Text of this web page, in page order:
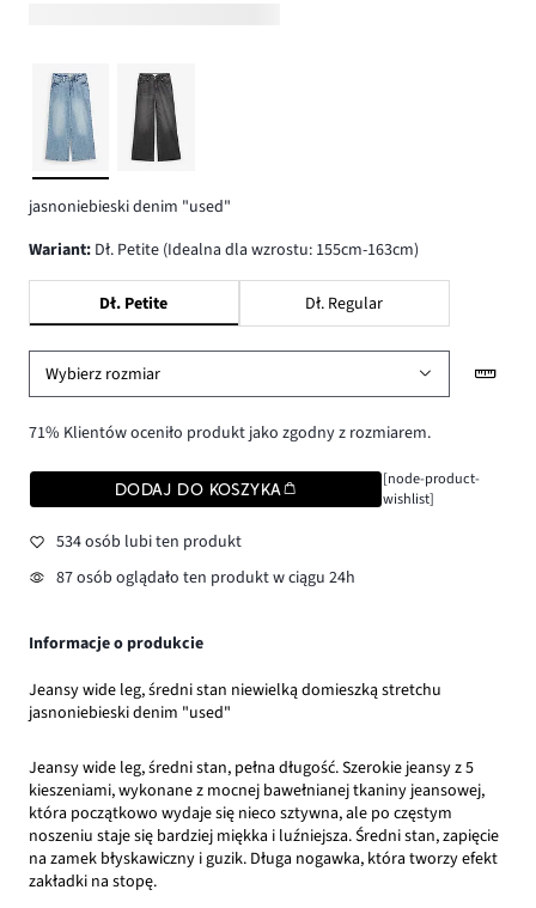
jasnoniebieski denim "used"
wariant: Dł. Petite (Idealna dla wzrostu: 155cm-163cm)
Dł. Petite Dł. Regular
Wybierz rozmiar
71% Klientów oceniło produkt jako zgodny z rozmiarem.
DODAJ DO KOSZYKA
[node-product-
wishlist]
534 osób lubi ten produkt
87 osób oglądało ten produkt w ciągu 24h
Informacje o produkcie
Jeansy wide leg, średni stan niewielką domieszką stretchu
jasnoniebieski denim "used"
Jeansy wide leg, średni stan, pełna długość. Szerokie jeansy z 5
kieszeniami, wykonane z mocnej bawełnianej tkaniny jeansowej,
która początkowo wydaje się nieco sztywna, ale po częstym
noszeniu staje się bardziej miękka i luźniejsza. Średni stan, zapięcie
na zamek błyskawiczny i guzik. Długa nogawka, która tworzy efekt
zakładki na stopę.